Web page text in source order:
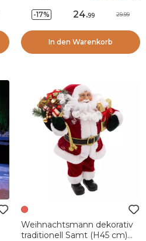
-17% 24.99 29.99
In den Warenkorb
Weihnachtsmann dekorativ
traditionell Samt (H45 cm)